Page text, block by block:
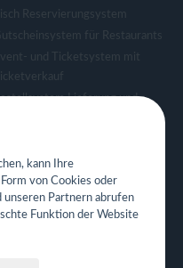
Reservierungsystem
für Restaurants
und Ticketsystem mit
Lieferung und
App für Restaurant
kann Ihre
von Cookies oder
unseren Partnern abrufen
Funktion der Website